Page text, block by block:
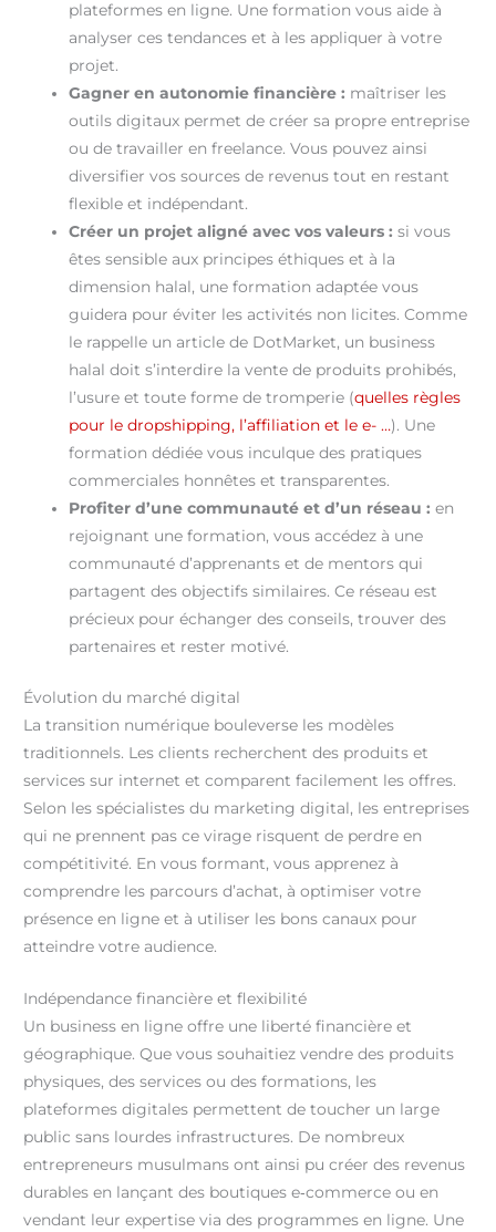
plateformes en ligne. Une formation vous aide à
analyser ces tendances et à les appliquer à votre
projet.
Gagner en autonomie financière : maîtriser les
outils digitaux permet de créer sa propre entreprise
ou de travailler en freelance. Vous pouvez ainsi
diversifier vos sources de revenus tout en restant
flexible et indépendant.
Créer un projet aligné avec vos valeurs : si vous
êtes sensible aux principes éthiques et à la
dimension halal, une formation adaptée vous
guidera pour éviter les activités non licites. Comme
le rappelle un article de DotMarket, un business
halal doit s’interdire la vente de produits prohibés,
l’usure et toute forme de tromperie (quelles règles
pour le dropshipping, l’affiliation et le e- …). Une
formation dédiée vous inculque des pratiques
commerciales honnêtes et transparentes.
Profiter d’une communauté et d’un réseau : en
rejoignant une formation, vous accédez à une
communauté d’apprenants et de mentors qui
partagent des objectifs similaires. Ce réseau est
précieux pour échanger des conseils, trouver des
partenaires et rester motivé.
Évolution du marché digital
La transition numérique bouleverse les modèles
traditionnels. Les clients recherchent des produits et
services sur internet et comparent facilement les offres.
Selon les spécialistes du marketing digital, les entreprises
qui ne prennent pas ce virage risquent de perdre en
compétitivité. En vous formant, vous apprenez à
comprendre les parcours d’achat, à optimiser votre
présence en ligne et à utiliser les bons canaux pour
atteindre votre audience.
Indépendance financière et flexibilité
Un business en ligne offre une liberté financière et
géographique. Que vous souhaitiez vendre des produits
physiques, des services ou des formations, les
plateformes digitales permettent de toucher un large
public sans lourdes infrastructures. De nombreux
entrepreneurs musulmans ont ainsi pu créer des revenus
durables en lançant des boutiques e‑commerce ou en
vendant leur expertise via des programmes en ligne. Une